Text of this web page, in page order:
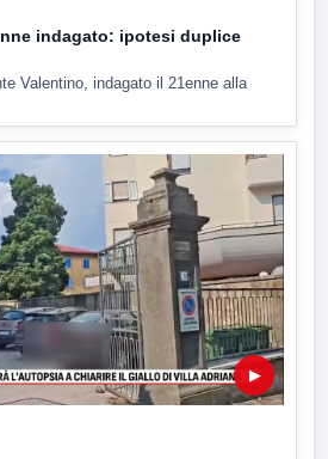
indagato: ipotesi duplice
Valentino, indagato il 21enne alla
▶